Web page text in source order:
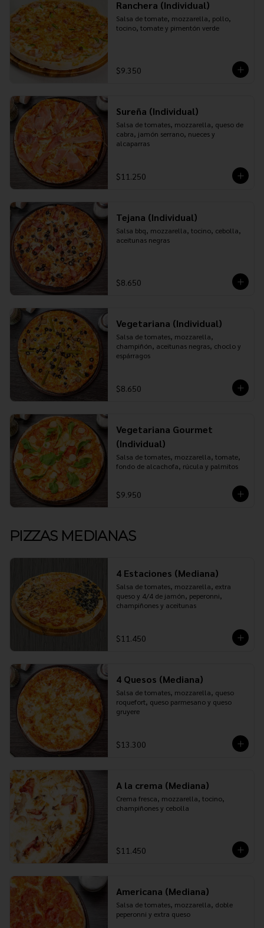
Ranchera (Individual)
Salsa de tomate, mozzarella, pollo,
tocino, tomate y pimentón verde
$9.350
Sureña (Individual)
Salsa de tomates, mozzarella, queso de
cabra, jamón serrano, nueces y
alcaparras
$11.250
Tejana (Individual)
Salsa bbq, mozzarella, tocino, cebolla,
aceitunas negras
$8.650
Vegetariana (Individual)
Salsa de tomates, mozzarella,
champiñón, aceitunas negras, choclo y
espárragos
$8.650
Vegetariana Gourmet
(Individual)
Salsa de tomates, mozzarella, tomate,
fondo de alcachofa, rúcula y palmitos
$9.950
PIZZAS MEDIANAS
4 Estaciones (Mediana)
Salsa de tomates, mozzarella, extra
queso y 4/4 de jamón, peperonni,
champiñones y aceitunas
$11.450
4 Quesos (Mediana)
Salsa de tomates, mozzarella, queso
roquefort, queso parmesano y queso
gruyere
$13.300
A la crema (Mediana)
Crema fresca, mozzarella, tocino,
champiñones y cebolla
$11.450
Americana (Mediana)
Salsa de tomates, mozzarella, doble
peperonni y extra queso